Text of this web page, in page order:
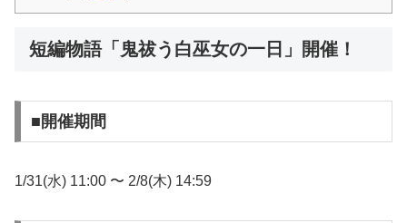
短編物語「鬼祓う白巫女の一日」開催！
■開催期間
1/31(水) 11:00 〜 2/8(木) 14:59